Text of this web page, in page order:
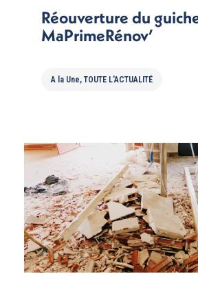
Réouverture du
MaPrimeRénov’
A la Une,TOUTE L'ACTUALITÉ